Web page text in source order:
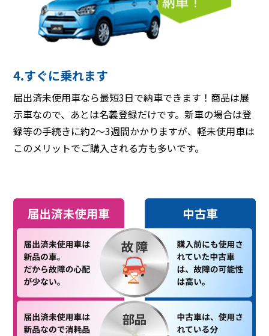
4.すぐに乗れます
届出済未使用車なら最短3日で納車できます！商品は展
示車なので、あとは名義登録だけです。新車の場合は登
録等の手続きに約2〜3週間かかりますが、軽未使用車は
このメリットでご購入される方も多いです。